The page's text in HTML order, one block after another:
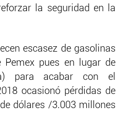
la seguridad en la
escasez de gasolinas
pues en lugar de
para acabar con el
ocasionó pérdidas de
dólares /3.003 millones